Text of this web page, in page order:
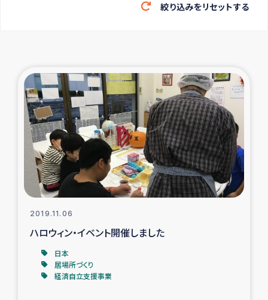
緊急救援の時代
東ティモール豪雨緊急支援
大雨による洪水被災者支援
カカオ生産者支援事業
シリア国内避難民・帰還民の生活再建支援
トルコにおけるシリア難民支援事業
インドネシア中部 スラウェシの地震・津波被災者支援
スリランカ ムライティブ県帰還民の生活再建支援
絞り込みをリセットする
2019.11.06
ハロウィン・イベント開催しました
日本
居場所づくり
経済自立支援事業